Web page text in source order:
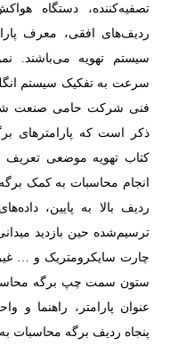
تصفیه‌کننده، دستگاه
ردیف‌های افقی، معرف
سیستم تهویه می‌باشند.
سرعت به تفکیک سیستم
فنی شرکت حامی صنعت
ذکر است که پارامترهای
کتاب تهویه موضعی تعریف
انجام محاسبات به کمک
ردیف بالا به پایین،
ترسیم‌شده حین بازدید
چارت‌ سایکرومتریک و …
ستون سمت چپ برگه
عنوان پارامتر، راهنما و
پنجاه ردیف برگه محاسبات